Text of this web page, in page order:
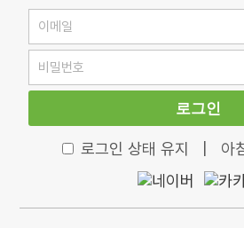
로그인
로그인 상태 유지 아